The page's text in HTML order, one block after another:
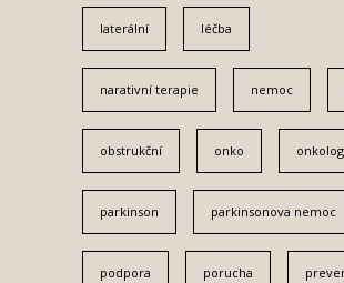
laterální léčba
narativní terapie nemoc
obstrukční onko
parkinson parkinsonova nemoc
podpora porucha